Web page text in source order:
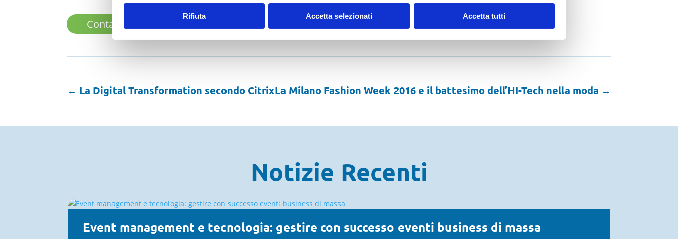
Rifiuta Accetta selezionati Accetta tutti
Contattaci subito
← La Digital Transformation secondo CitrixLa Milano Fashion Week 2016 e il battesimo dell’HI-Tech nella moda →
Notizie Recenti
Event management e tecnologia: gestire con successo eventi business di massa